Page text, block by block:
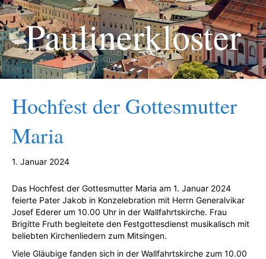
Paulinerkloster
Hochfest der Gottesmutter
Maria
1. Januar 2024
Das Hochfest der Gottesmutter Maria am 1. Januar 2024
feierte Pater Jakob in Konzelebration mit Herrn Generalvikar
Josef Ederer um 10.00 Uhr in der Wallfahrtskirche. Frau
Brigitte Fruth begleitete den Festgottesdienst musikalisch mit
beliebten Kirchenliedern zum Mitsingen.
Viele Gläubige fanden sich in der Wallfahrtskirche zum 10.00